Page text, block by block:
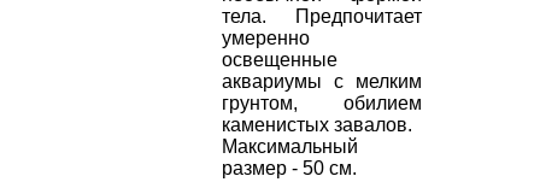
тела. Предпочитает
умеренно
освещенные
аквариумы с мелким
грунтом, обилием
каменистых завалов.
Максимальный
размер - 50 см.